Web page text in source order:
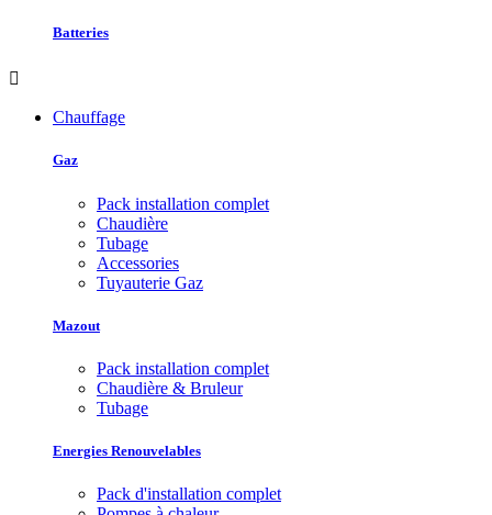
Batteries

Chauffage
Gaz
Pack installation complet
Chaudière
Tubage
Accessories
Tuyauterie Gaz
Mazout
Pack installation complet
Chaudière & Bruleur
Tubage
Energies Renouvelables
Pack d'installation complet